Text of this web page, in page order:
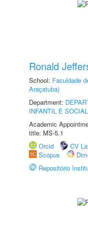
Ronald
School: Faculdade
Araçatuba)
Department:
INFANTIL E SOCIAL
Academic
title: MS-5.1
Orcid
CV
Scopus
Repositório